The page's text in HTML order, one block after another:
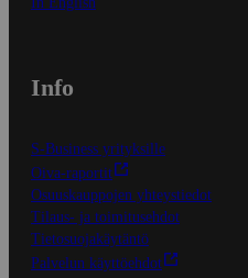
Info
S-Business yrityksille
Oiva-raportit
Osuuskauppojen yhteystiedot
Tilaus- ja toimitusehdot
Tietosuojakäytäntö
Palvelun käyttöehdot